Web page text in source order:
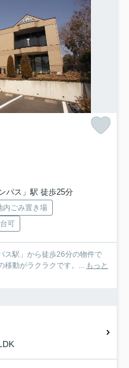
パス」駅 徒歩25分
内ごみ置き場
可
ス駅」から徒歩26分の物件で
移動がラクラクです。... もっと